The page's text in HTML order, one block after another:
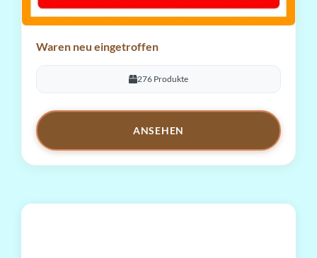
Waren neu eingetroffen
276 Produkte
ANSEHEN